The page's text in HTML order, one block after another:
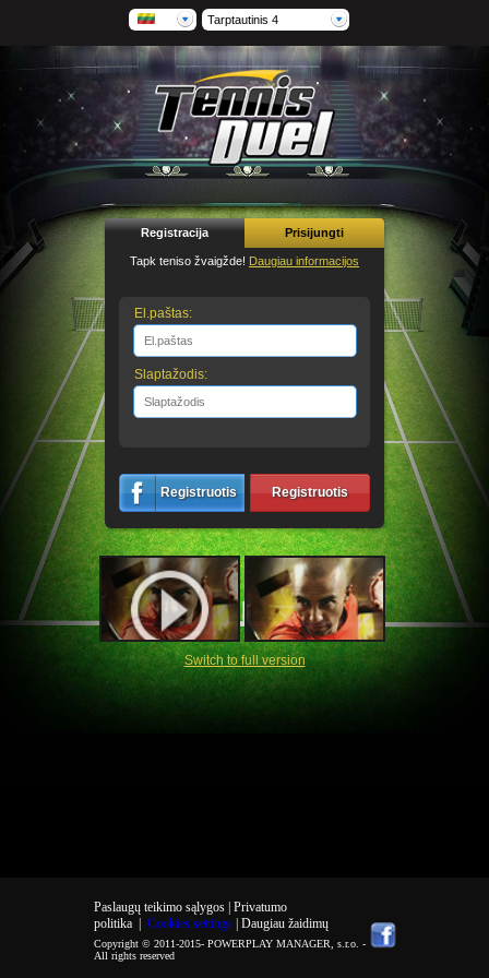
Tarptautinis 4
Registracija Prisijungti
Tapk teniso žvaigžde! Daugiau informacijos
El.paštas:
Slaptažodis:
Registruotis Registruotis
Switch to full version
Paslaugų teikimo sąlygos | Privatumo
politika| Cookies settings | Daugiau žaidimų
Copyright © 2011-2015- POWERPLAY MANAGER, s.r.o. -
All rights reserved